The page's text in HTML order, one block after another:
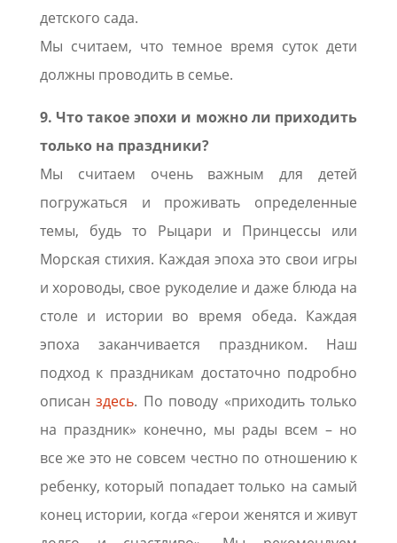
детского сада.
Мы считаем, что темное время суток дети
должны проводить в семье.
9. Что такое эпохи и можно ли приходить
только на праздники?
Мы считаем очень важным для детей
погружаться и проживать определенные
темы, будь то Рыцари и Принцессы или
Морская стихия. Каждая эпоха это свои игры
и хороводы, свое рукоделие и даже блюда на
столе и истории во время обеда. Каждая
эпоха заканчивается праздником. Наш
подход к праздникам достаточно подробно
описанздесь. По поводу «приходить только
на праздник» конечно, мы рады всем – но
все же это не совсем честно по отношению к
ребенку, который попадает только на самый
конец истории, когда «герои женятся и живут